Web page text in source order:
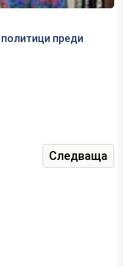
преди
Следваща